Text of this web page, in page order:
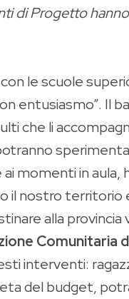
di Progetto
le scuole
entusiasmo”. Il
che li
momenti in
il nostro territorio
alla
Comunitaria
interventi:
del budget,